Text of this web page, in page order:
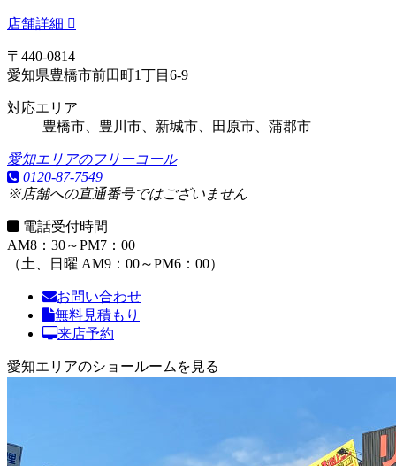
店舗詳細
〒440-0814
愛知県豊橋市前田町1丁目6-9
対応エリア
豊橋市、豊川市、新城市、田原市、蒲郡市
愛知エリアのフリーコール
0120-87-7549
※店舗への直通番号ではございません
電話受付時間
AM8：30～PM7：00
（土、日曜 AM9：00～PM6：00）
お問い合わせ
無料見積もり
来店予約
愛知エリアのショールームを見る